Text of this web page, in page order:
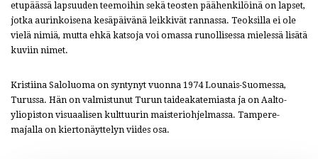
etupäässä lapsuuden teemoihin sekä teosten päähenkilöinä on lapset,
jotka aurinkoisena kesäpäivänä leikkivät rannassa. Teoksilla ei ole
vielä nimiä, mutta ehkä katsoja voi omassa runollisessa mielessä lisätä
kuviin nimet.
Kristiina Saloluoma on syntynyt vuonna 1974 Lounais-Suomessa,
Turussa. Hän on valmistunut Turun taideakatemiasta ja on Aalto-
yliopiston visuaalisen kulttuurin maisteriohjelmassa. Tampere-
majalla on kiertonäyttelyn viides osa.